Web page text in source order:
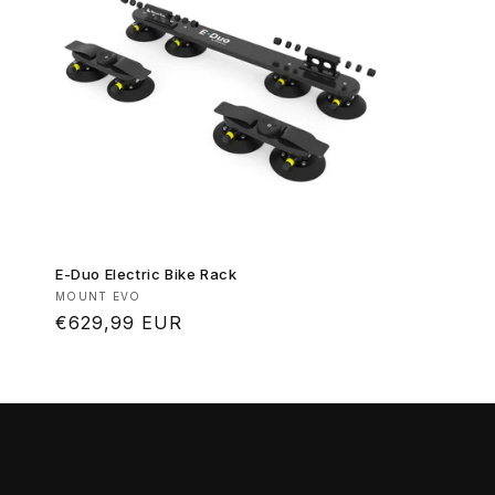
E-Duo Electric Bike Rack
Produttore:
MOUNT EVO
Prezzo
€629,99 EUR